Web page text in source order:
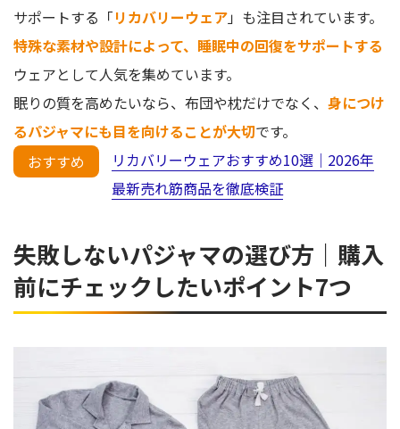
サポートする「リカバリーウェア」も注目されています。
特殊な素材や設計によって、睡眠中の回復をサポートする
ウェアとして人気を集めています。
眠りの質を高めたいなら、布団や枕だけでなく、 身につけ
るパジャマにも目を向けることが大切です。
おすすめ
リカバリーウェアおすすめ10選｜2026年
最新売れ筋商品を徹底検証
失敗しないパジャマの選び方｜購入
前にチェックしたいポイント7つ